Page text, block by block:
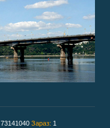
73141040 Зараз: 1